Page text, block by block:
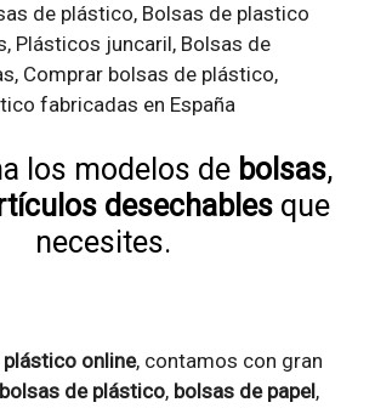
de plástico, Bolsas de plastico
Plásticos juncaril, Bolsas de
Comprar bolsas de plástico,
fabricadas en España
los modelos de bolsas,
desechablesque
necesites.
online, contamos con gran
bolsas de plástico, bolsas de papel,